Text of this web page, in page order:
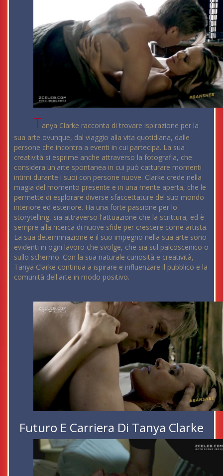
Tanya Clarke racconta di trovare ispirazione per la
sua arte ovunque, dal viaggio alla vita quotidiana, dalle
persone che incontra a eventi in cui partecipa. La sua
creatività si esprime anche attraverso la fotografia, che
considera un'arte spontanea in cui può catturare momenti
intimi durante i suoi con persone nuove. Clarke crede nella
magia del momento presente e in una mente aperta, che le
permette di esplorare diverse sfaccettature del suo mondo
interiore ed esteriore. Ha una forte passione per lo
storytelling, sia attraverso l'attuazione che la scrittura, ed è
sempre alla ricerca di nuove sfide per crescere come artista.
La sua determinazione e il suo impegno nella sua arte sono
evidenti in ogni lavoro che svolge, che sia sul palcoscenico o
sullo schermo. Con la sua naturale curiosità e creatività,
Tanya Clarke continua a ispirare e influenzare il pubblico e la
comunità dell'arte in modo positivo.
Futuro E Carriera Di Tanya Clarke